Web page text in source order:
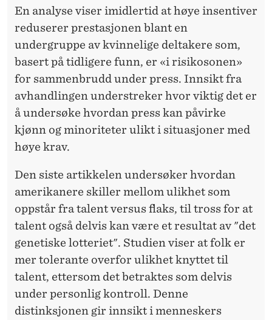
En analyse viser imidlertid at høye insentiver
reduserer prestasjonen blant en
undergruppe av kvinnelige deltakere som,
basert på tidligere funn, er «i risikosonen»
for sammenbrudd under press. Innsikt fra
avhandlingen understreker hvor viktig det er
å undersøke hvordan press kan påvirke
kjønn og minoriteter ulikt i situasjoner med
høye krav.
Den siste artikkelen undersøker hvordan
amerikanere skiller mellom ulikhet som
oppstår fra talent versus flaks, til tross for at
talent også delvis kan være et resultat av "det
genetiske lotteriet". Studien viser at folk er
mer tolerante overfor ulikhet knyttet til
talent, ettersom det betraktes som delvis
under personlig kontroll. Denne
distinksjonen gir innsikt i menneskers